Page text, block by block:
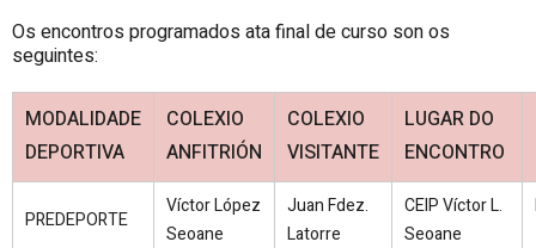
Os encontros programados ata final de curso son os
seguintes:
MODALIDADE
DEPORTIVA
COLEXIO
ANFITRIÓN
COLEXIO
VISITANTE
LUGAR DO
ENCONTRO
PREDEPORTE
Víctor López
Seoane
Juan Fdez.
Latorre
CEIP Víctor L.
Seoane